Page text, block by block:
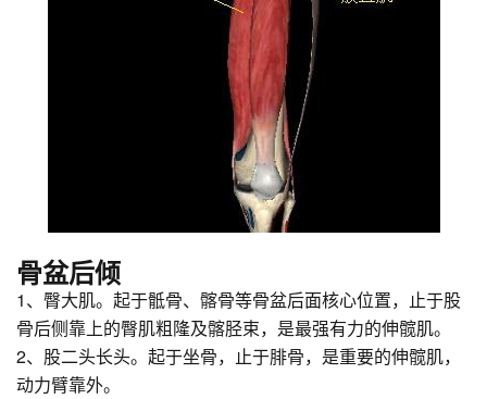
骨盆后倾
1、臀大肌。起于骶骨、髂骨等骨盆后面核心位置，止于股
骨后侧靠上的臀肌粗隆及髂胫束，是最强有力的伸髋肌。
2、股二头长头。起于坐骨，止于腓骨，是重要的伸髋肌，
动力臂靠外。